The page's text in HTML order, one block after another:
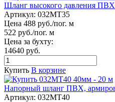
Шланг высокого давления
Артикул: 032МТ35
Цена 488 руб./пог. м
522 руб./пог. м
Цена за бухту:
14640 руб.
Купить В корзине
Напорный шланг ПВХ,
Артикул: 032МТ40